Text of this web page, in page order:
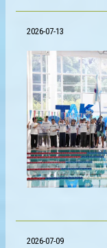
2026-07-13
2026-07-09